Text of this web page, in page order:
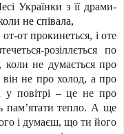
Українки з її драми-
не співала,
от прокинеться, і оте
розіллється по
коли не думається про
не про холод, а про
у повітрі – це не про
пам’ятати тепло. А ще
і думаєш, що ти його